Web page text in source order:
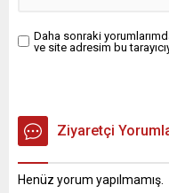
Daha sonraki
ve site adresim bu
Ziyaretçi
Henüz yorum yapılmamış.